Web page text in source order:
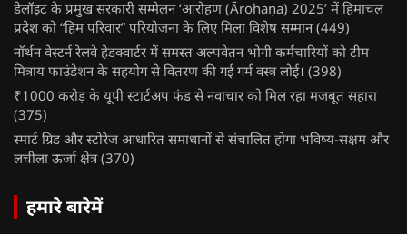
डेलॉइट के प्रमुख सरकारी सम्मेलन ‘आरोहण (Ārohaṇa) 2025’ में हिमाचल
प्रदेश को “हिम परिवार” परियोजना के लिए मिला विशेष सम्मान (449)
नॉर्थन वेस्टर्न रेलवे हेडक्वार्टर में समस्त अल्पवेतन भोगी कर्मचारियों को टीम
मित्राय फाउंडेशन के सहयोग से वितरण की गई गर्म वस्त्र लोई। (398)
₹1000 करोड़ के यूपी स्टार्टअप फंड से नवाचार को मिल रहा मजबूत सहारा
(375)
स्मार्ट ग्रिड और स्टोरेज आधारित समाधानों से संचालित होगा भविष्य-सक्षम और
लचीला ऊर्जा क्षेत्र (370)
हमारे बारेमें